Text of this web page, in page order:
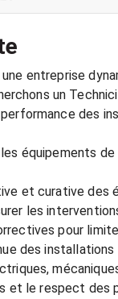
entreprise
un
des
équipements
et curative des
les
pour
des
et le respect des